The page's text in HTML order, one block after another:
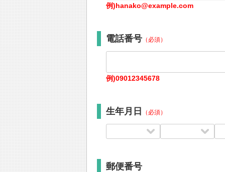
例)hanako@example.com
電話番号 （必須）
例)09012345678
生年月日 （必須）
郵便番号